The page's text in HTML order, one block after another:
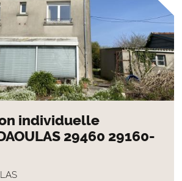
individuelle
29460 29160-